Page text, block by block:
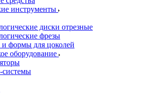
инструменты
диски отрезные
фрезы
формы для цоколей
оборудование
системы